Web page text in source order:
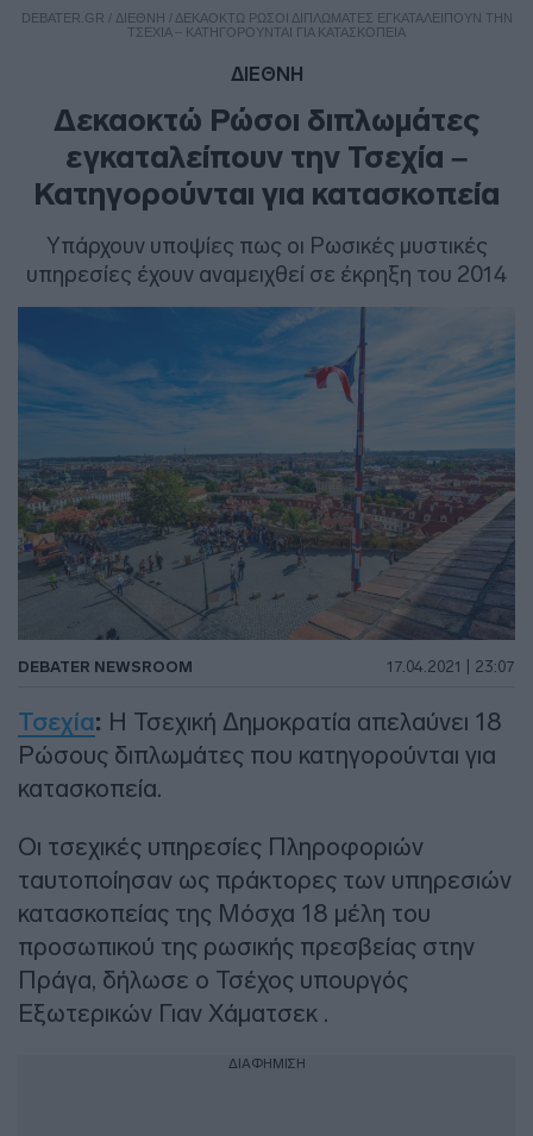
DEBATER.GR / ΔΙΕΘΝΗ / ΔΕΚΑΟΚΤΏ ΡΏΣΟΙ ΔΙΠΛΩΜΆΤΕΣ ΕΓΚΑΤΑΛΕΊΠΟΥΝ ΤΗΝ
ΤΣΕΧΊΑ – ΚΑΤΗΓΟΡΟΎΝΤΑΙ ΓΙΑ ΚΑΤΑΣΚΟΠΕΊΑ
ΔΙΕΘΝΗ
Δεκαοκτώ Ρώσοι διπλωμάτες
εγκαταλείπουν την Τσεχία –
Κατηγορούνται για κατασκοπεία
Υπάρχουν υποψίες πως οι Ρωσικές μυστικές
υπηρεσίες έχουν αναμειχθεί σε έκρηξη του 2014
DEBATER NEWSROOM 17.04.2021 | 23:07
Τσεχία: Η Τσεχική Δημοκρατία απελαύνει 18
Ρώσους διπλωμάτες που κατηγορούνται για
κατασκοπεία.
Οι τσεχικές υπηρεσίες Πληροφοριών
ταυτοποίησαν ως πράκτορες των υπηρεσιών
κατασκοπείας της Μόσχα 18 μέλη του
προσωπικού της ρωσικής πρεσβείας στην
Πράγα, δήλωσε ο Τσέχος υπουργός
Εξωτερικών Γιαν Χάματσεκ .
ΔΙΑΦΗΜΙΣΗ